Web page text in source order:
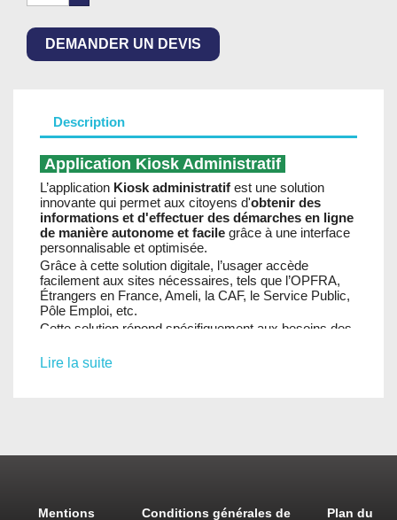
DEMANDER UN DEVIS
Description
Application Kiosk Administratif
L’application Kiosk administratif est une solution
innovante qui permet aux citoyens d'obtenir des
informations et d'effectuer des démarches en ligne
de manière autonome et facile grâce à une interface
personnalisable et optimisée.
Grâce à cette solution digitale, l’usager accède
facilement aux sites nécessaires, tels que l’OPFRA,
Étrangers en France, Ameli, la CAF, le Service Public,
Pôle Emploi, etc.
Cette solution répond spécifiquement aux besoins des
structures en simplifiant l'accueil des citoyens
obligatoirement être publiés « sous forme électronique
Lire la suite
Mentions Conditions générales de Plan du